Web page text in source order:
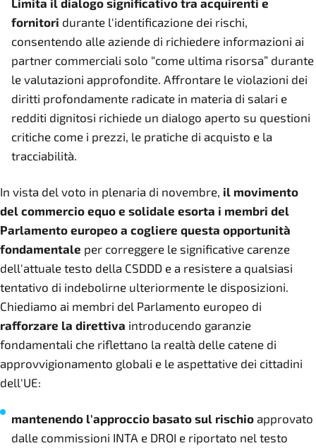
Limita il dialogo significativo tra acquirenti e
fornitori durante l'identificazione dei rischi,
consentendo alle aziende di richiedere informazioni ai
partner commerciali solo “come ultima risorsa” durante
le valutazioni approfondite. Affrontare le violazioni dei
diritti profondamente radicate in materia di salari e
redditi dignitosi richiede un dialogo aperto su questioni
critiche come i prezzi, le pratiche di acquisto e la
tracciabilità.
In vista del voto in plenaria di novembre, il movimento
del commercio equo e solidale esorta i membri del
Parlamento europeo a cogliere questa opportunità
fondamentale per correggere le significative carenze
dell'attuale testo della CSDDD e a resistere a qualsiasi
tentativo di indebolirne ulteriormente le disposizioni.
Chiediamo ai membri del Parlamento europeo di
rafforzare la direttiva introducendo garanzie
fondamentali che riflettano la realtà delle catene di
approvvigionamento globali e le aspettative dei cittadini
dell'UE:
mantenendo l'approccio basato sul rischio approvato
dalle commissioni INTA e DROI e riportato nel testo